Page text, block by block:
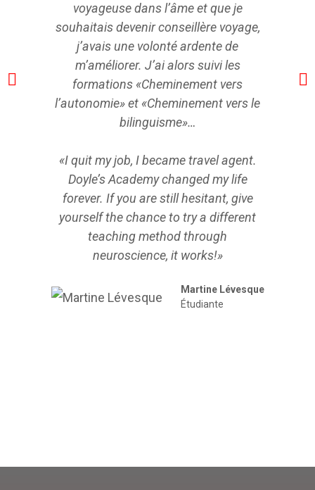
voyageuse dans l’âme et que je
souhaitais devenir conseillère voyage,
j’avais une volonté ardente de
m’améliorer. J’ai alors suivi les
formations «Cheminement vers
l’autonomie» et «Cheminement vers le
bilinguisme»…
«I quit my job, I became travel agent.
Doyle’s Academy changed my life
forever. If you are still hesitant, give
yourself the chance to try a different
teaching method through
neuroscience, it works!»
Martine Lévesque
Étudiante